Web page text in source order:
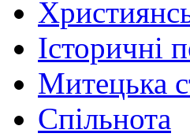
Історичні
Митецька
Спільнота